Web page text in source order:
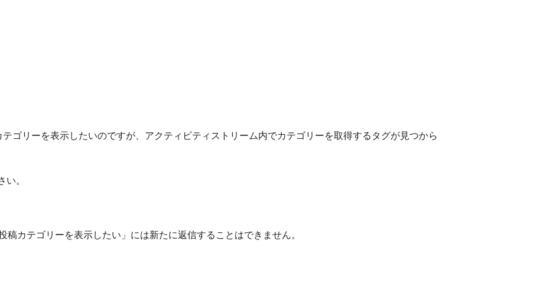
ゴリーを表示したいのですが、アクティビティストリーム内でカテゴリーを取得するタグが見つから
。
稿カテゴリーを表示したい」には新たに返信することはできません。